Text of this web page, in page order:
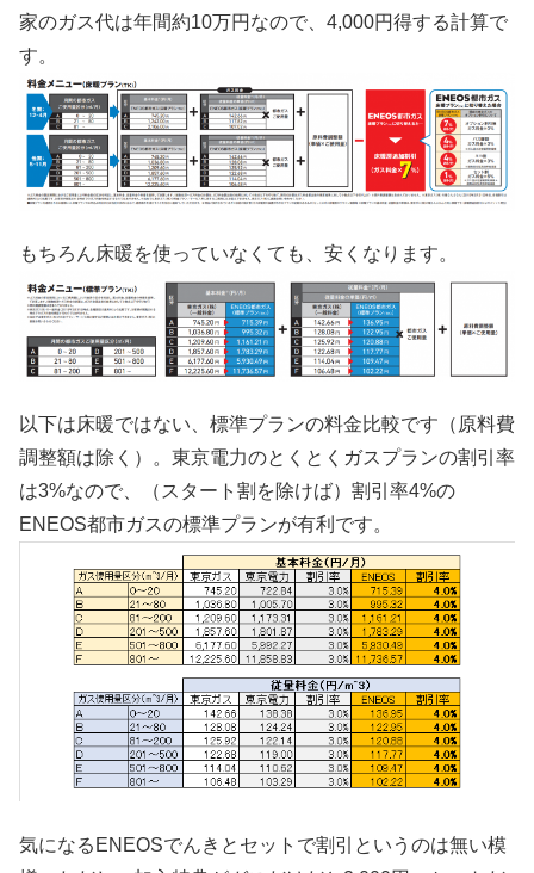
家のガス代は年間約10万円なので、4,000円得する計算で
す。
もちろん床暖を使っていなくても、安くなります。
以下は床暖ではない、標準プランの料金比較です（原料費
調整額は除く）。東京電力のとくとくガスプランの割引率
は3%なので、（スタート割を除けば）割引率4%の
ENEOS都市ガスの標準プランが有利です。
気になるENEOSでんきとセットで割引というのは無い模